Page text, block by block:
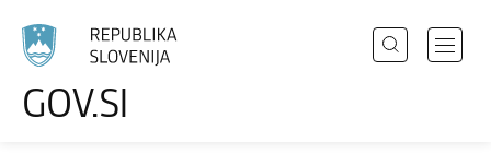
GOV.SI
Odpri
Področja
Izberite